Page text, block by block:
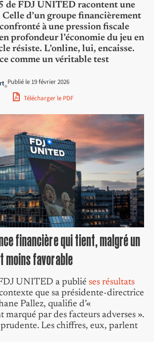
de FDJ UNITED racontent une
d’un groupe financièrement
à une pression fiscale
profondeur l’économie du jeu en
résiste. L’online, lui, encaisse.
comme un véritable test
Publié le 19 février 2026
Télécharger le PDF
financière qui tient, malgré un
moins favorable
UNITED a publié ses résultats
que sa présidente-directrice
Pallez, qualifie d’«
par des facteurs adverses ».
Les chiffres, eux, parlent